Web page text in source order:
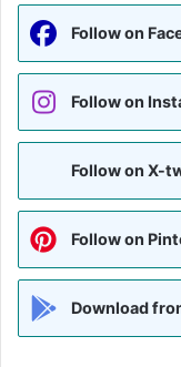
Follow on
Follow on
Follow on X-
Follow on
Download